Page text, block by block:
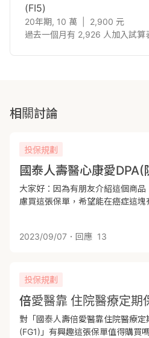
(FI5)
20年期, 10 萬 2,900 元
過去一個月有 2,926 人加入試算
相關討論
投保規劃
大家好：因為有朋友介紹這個商品
慮買這張保單，希望能在癌症這塊
2023/09/07 ．回應 13
投保規劃
倍愛醫靠 住院醫療定
對「國泰人壽倍愛醫靠住院醫療
(FG1)」有興趣這張保單值得購買